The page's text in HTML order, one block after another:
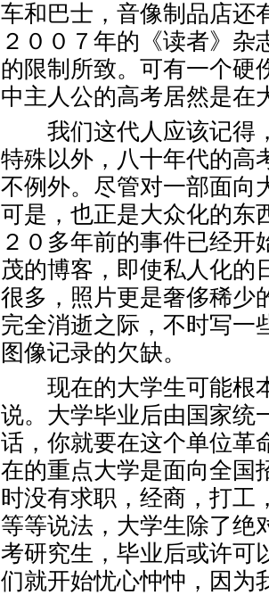
车和巴士，音像制品店还
２００７年的《读者》
的限制所致。可有一个硬
中主人公的高考居然是在
我们这代人应该记得
特殊以外，八十年代的高
不例外。尽管对一部面向
可是，也正是大众化的东
２０多年前的事件已经
茂的博客，即使私人化的
很多，照片更是奢侈稀少
完全消逝之际，不时写一
图像记录的欠缺。
现在的大学生可能根
说。大学毕业后由国家统
话，你就要在这个单位革
在的重点大学是面向全国
时没有求职，经商，打工
等等说法，大学生除了绝
考研究生，毕业后或许可
们就开始忧心忡忡，因为